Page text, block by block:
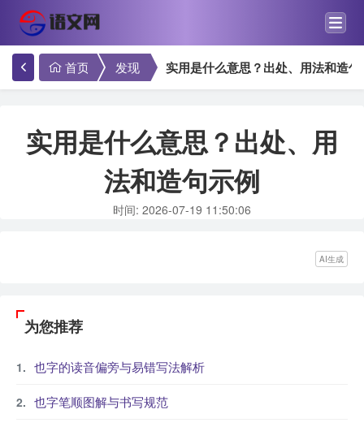
首页 发现 实用是什么意思？出处、用法和造
实用是什么意思？出处、用
法和造句示例
时间: 2026-07-19 11:50:06
AI生成
为您推荐
也字的读音偏旁与易错写法解析
也字笔顺图解与书写规范